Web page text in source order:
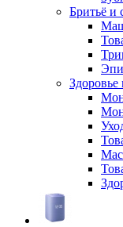
Бритьё и
Здоровье